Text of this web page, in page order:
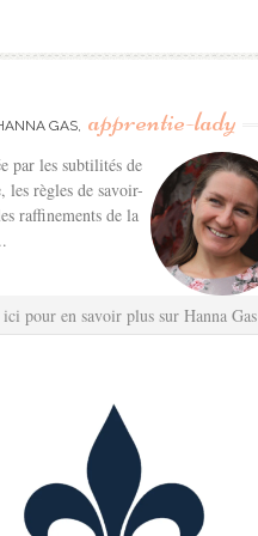
GAS, apprentie-lady
par les subtilités de
les règles de savoir-
raffinements de la
pour en savoir plus sur Hanna Gas